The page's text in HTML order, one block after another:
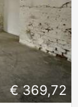
€ 369,72